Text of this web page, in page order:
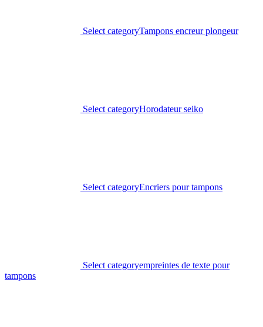
Select categoryTampons encreur plongeur
Select categoryHorodateur seiko
Select categoryEncriers pour tampons
Select categoryempreintes de texte pour
tampons